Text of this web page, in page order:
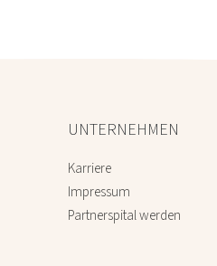
UNTERNEHMEN
Karriere
Impressum
Partnerspital werden